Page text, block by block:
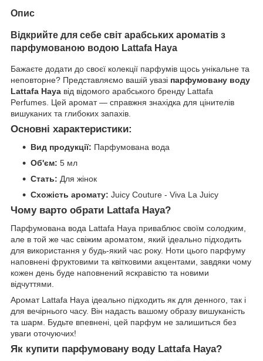
Опис
Відкрийте для себе світ арабських ароматів з
парфумованою водою Lattafa Haya
Бажаєте додати до своєї колекції парфумів щось унікальне та
неповторне? Представляємо вашій увазі парфумовану воду
Lattafa Haya від відомого арабського бренду Lattafa
Perfumes. Цей аромат — справжня знахідка для цінителів
вишуканих та глибоких запахів.
Основні характеристики:
Вид продукції: Парфумована вода
Об'єм: 5 мл
Стать: Для жінок
Схожість аромату: Juicy Couture - Viva La Juicy
Чому варто обрати Lattafa Haya?
Парфумована вода Lattafa Haya приваблює своїм солодким,
але в той же час свіжим ароматом, який ідеально підходить
для використання у будь-який час року. Ноти цього парфуму
наповнені фруктовими та квітковими акцентами, завдяки чому
кожен день буде наповнений яскравістю та новими
відчуттями.
Аромат Lattafa Haya ідеально підходить як для денного, так і
для вечірнього часу. Він надасть вашому образу вишуканість
та шарм. Будьте впевнені, цей парфум не залишиться без
уваги оточуючих!
Як купити парфумовану воду Lattafa Haya?